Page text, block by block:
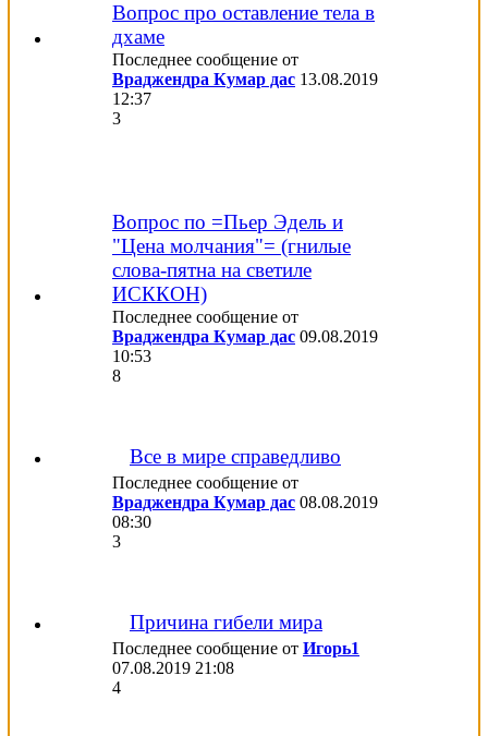
Вопрос про оставление тела в
дхаме
Последнее сообщение от
Враджендра Кумар дас 13.08.2019
12:37
3
Вопрос по =Пьер Эдель и
"Цена молчания"= (гнилые
слова-пятна на светиле
ИСККОН)
Последнее сообщение от
Враджендра Кумар дас 09.08.2019
10:53
8
Все в мире справедливо
Последнее сообщение от
Враджендра Кумар дас 08.08.2019
08:30
3
Причина гибели мира
Последнее сообщение от Игорь1
07.08.2019 21:08
4